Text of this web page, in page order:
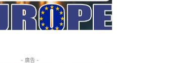
- 廣告 -